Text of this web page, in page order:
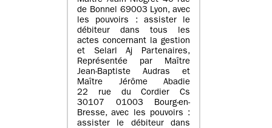
de Bonnel 69003 Lyon, avec
les pouvoirs : assister le
débiteur dans tous les
actes concernant la gestion
et Selarl Aj Partenaires,
Représentée par Maître
Jean-Baptiste Audras et
Maître Jérôme Abadie
22 rue du Cordier Cs
30107 01003 Bourg-en-
Bresse, avec les pouvoirs :
assister le débiteur dans